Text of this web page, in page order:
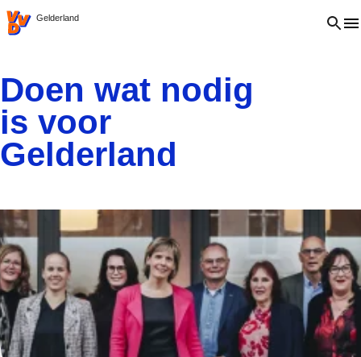
VVD.nlGelderland Open
Doen wat nodig
is voor
Gelderland